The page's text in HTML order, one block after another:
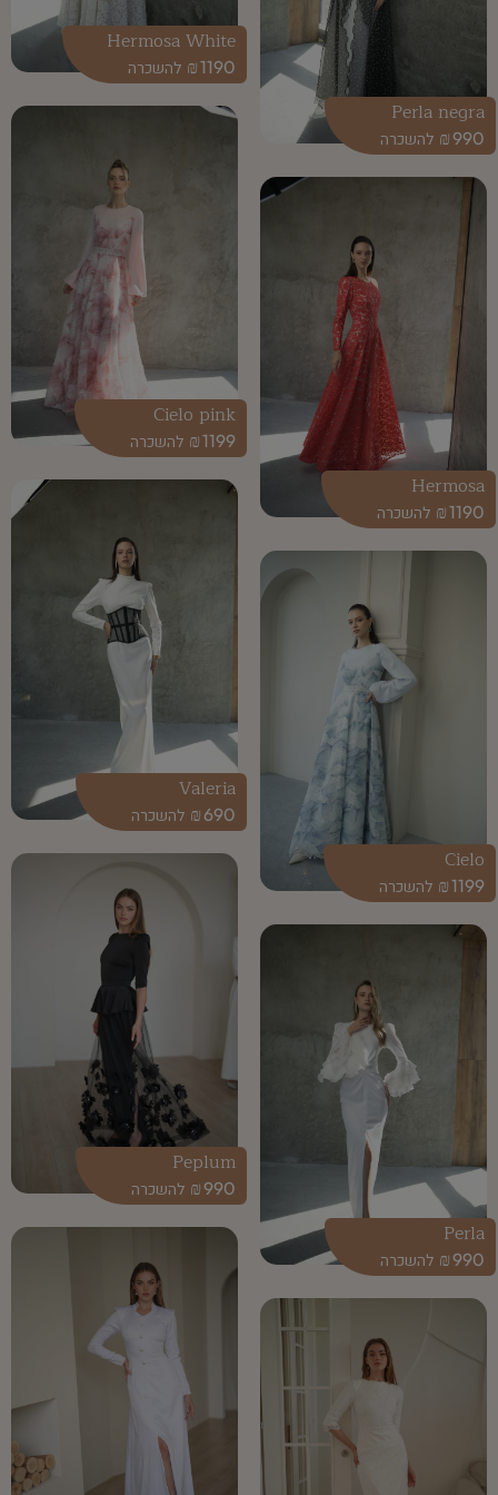
990
₪
Perla negra
1190
₪
Hermosa White
1190
₪
Hermosa
1199
₪
Cielo pink
1199
₪
Cielo
690
₪
Valeria
990
₪
Perla
990
₪
Peplum